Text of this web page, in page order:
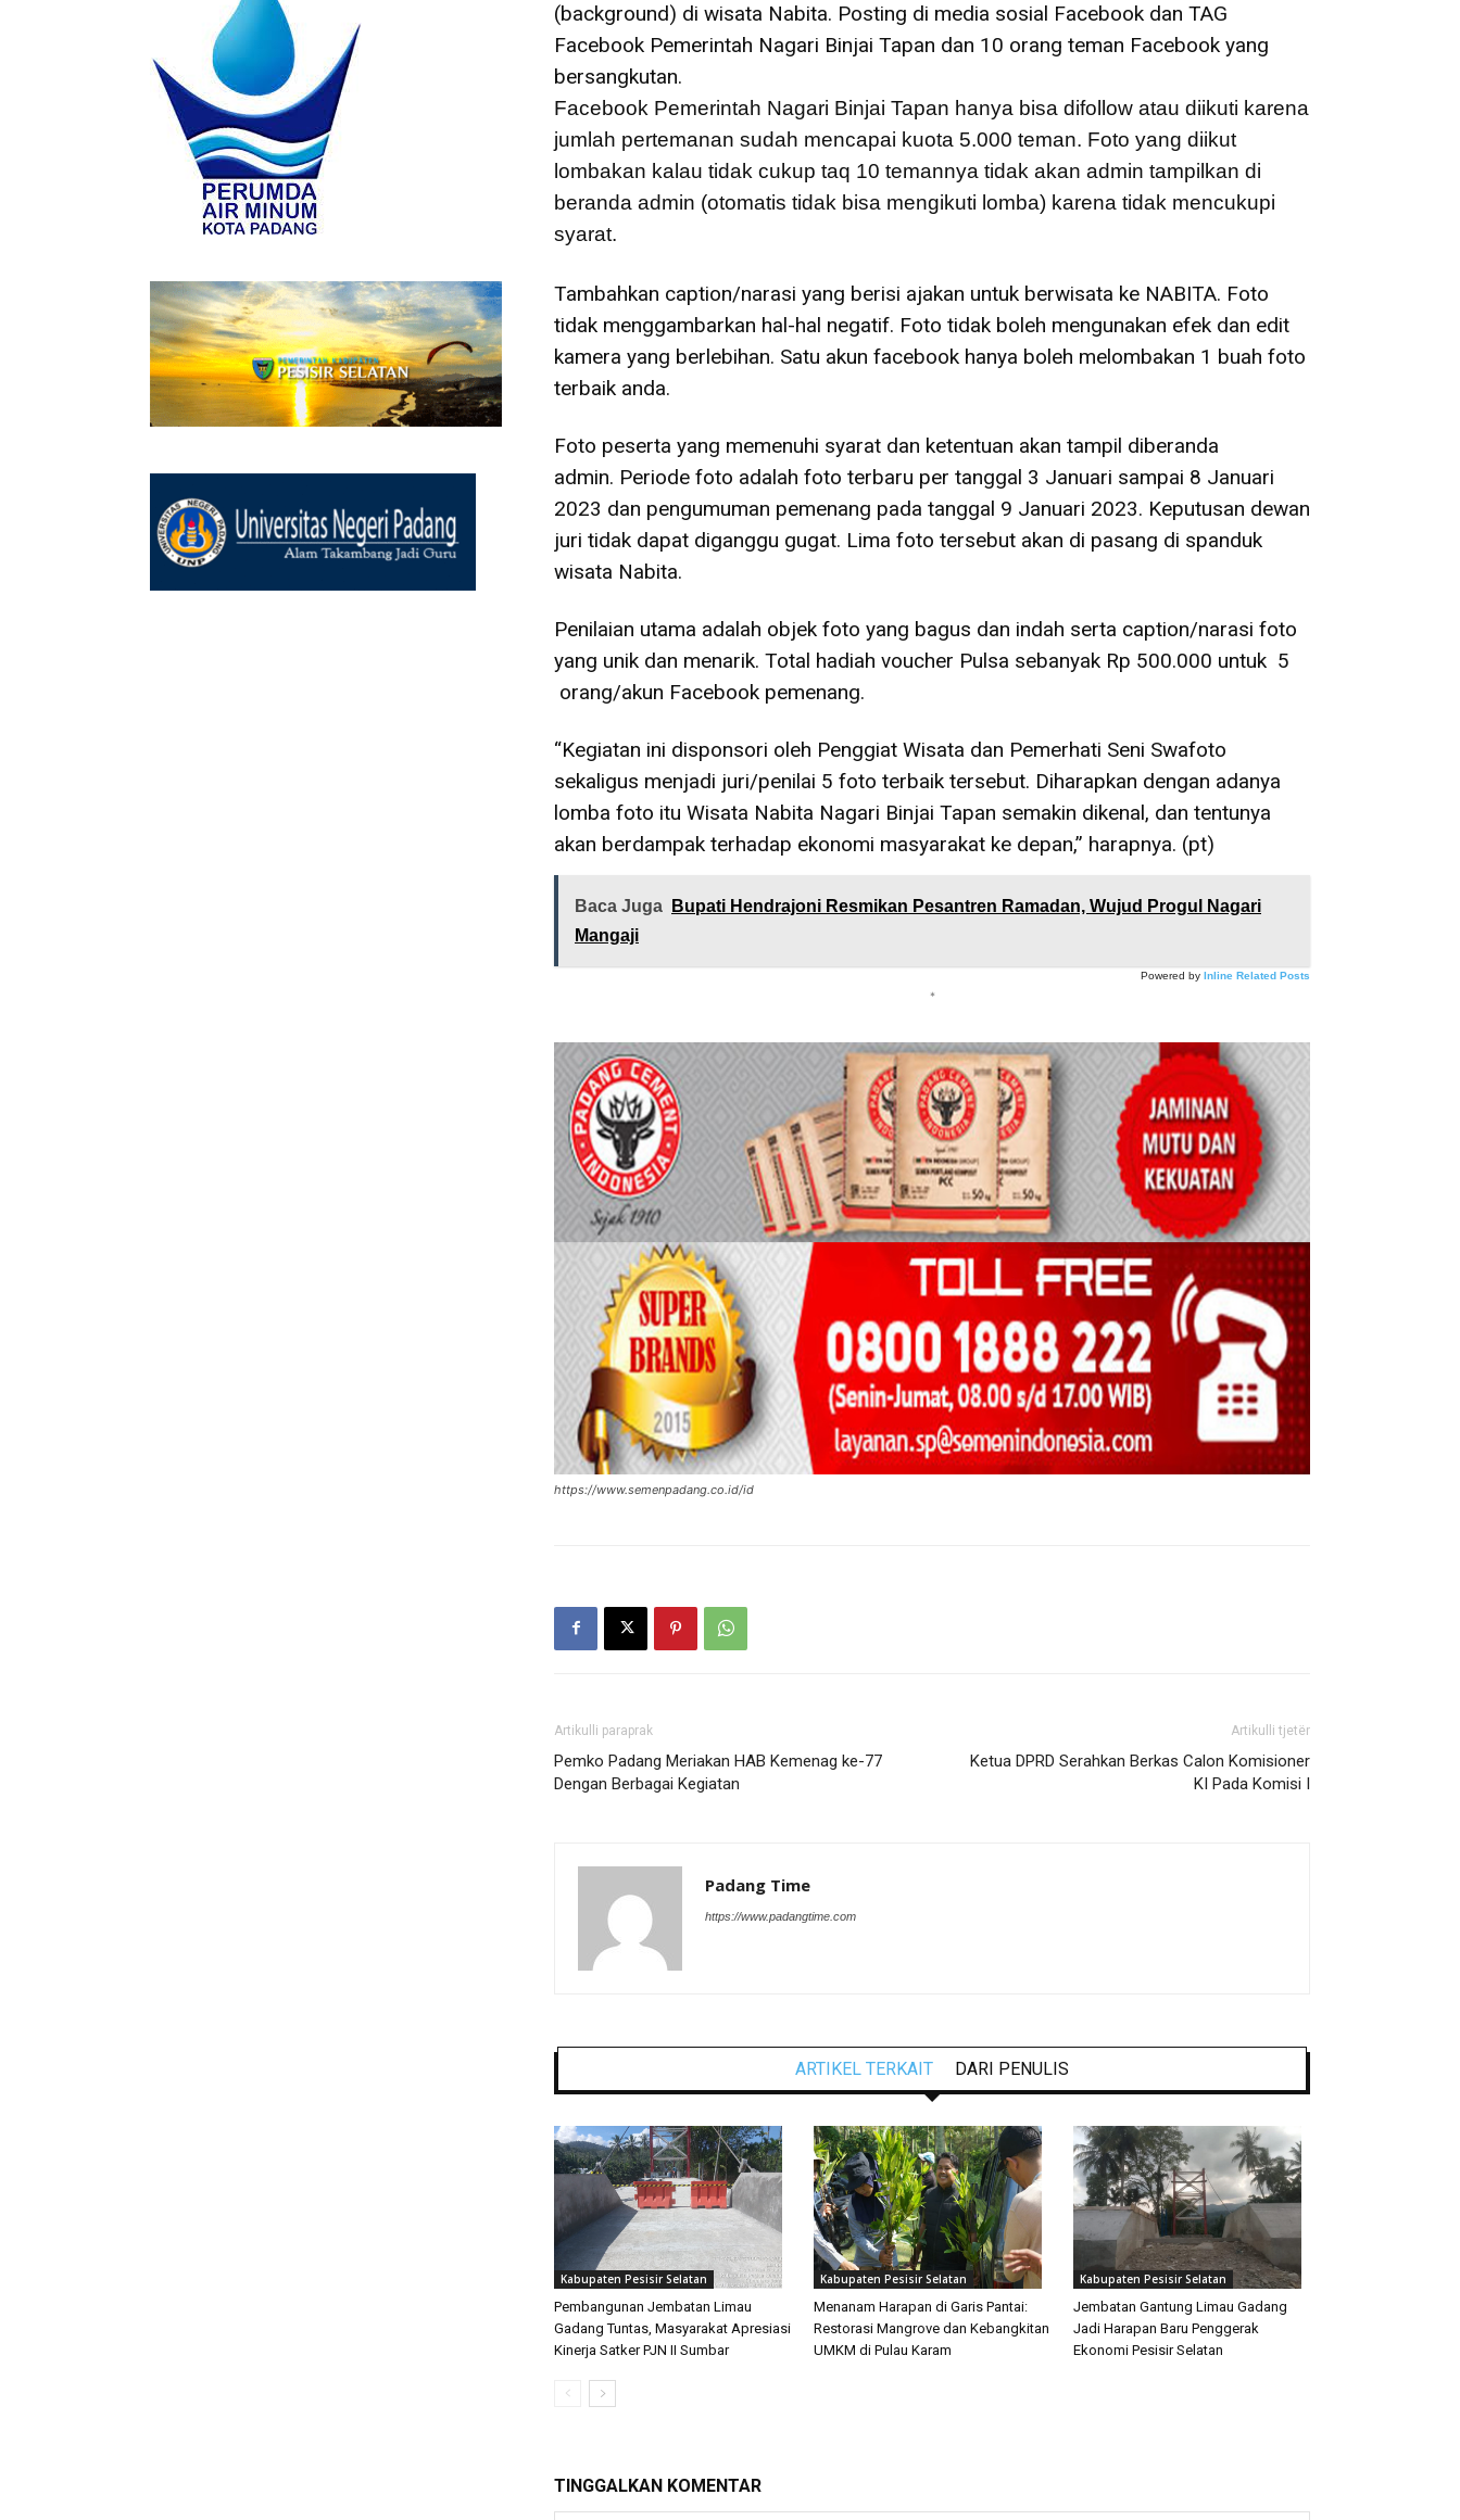
(background) di wisata Nabita. Posting di media sosial Facebook dan TAG
Facebook Pemerintah Nagari Binjai Tapan dan 10 orang teman Facebook yang
bersangkutan.
Facebook Pemerintah Nagari Binjai Tapan hanya bisa difollow atau diikuti karena
jumlah pertemanan sudah mencapai kuota 5.000 teman. Foto yang diikut
lombakan kalau tidak cukup taq 10 temannya tidak akan admin tampilkan di
beranda admin (otomatis tidak bisa mengikuti lomba) karena tidak mencukupi
syarat.
Tambahkan caption/narasi yang berisi ajakan untuk berwisata ke NABITA. Foto
tidak menggambarkan hal-hal negatif. Foto tidak boleh mengunakan efek dan edit
kamera yang berlebihan. Satu akun facebook hanya boleh melombakan 1 buah foto
terbaik anda.
Foto peserta yang memenuhi syarat dan ketentuan akan tampil diberanda
admin. Periode foto adalah foto terbaru per tanggal 3 Januari sampai 8 Januari
2023 dan pengumuman pemenang pada tanggal 9 Januari 2023. Keputusan dewan
juri tidak dapat diganggu gugat. Lima foto tersebut akan di pasang di spanduk
wisata Nabita.
Penilaian utama adalah objek foto yang bagus dan indah serta caption/narasi foto
yang unik dan menarik. Total hadiah voucher Pulsa sebanyak Rp 500.000 untuk 5
orang/akun Facebook pemenang.
“Kegiatan ini disponsori oleh Penggiat Wisata dan Pemerhati Seni Swafoto
sekaligus menjadi juri/penilai 5 foto terbaik tersebut. Diharapkan dengan adanya
lomba foto itu Wisata Nabita Nagari Binjai Tapan semakin dikenal, dan tentunya
akan berdampak terhadap ekonomi masyarakat ke depan,” harapnya. (pt)
Baca Juga
Bupati Hendrajoni Resmikan Pesantren Ramadan, Wujud Progul Nagari
Mangaji
Powered by Inline Related Posts
*
https://www.semenpadang.co.id/id
Artikulli paraprak
Pemko Padang Meriakan HAB Kemenag ke-77
Dengan Berbagai Kegiatan
Artikulli tjetër
Ketua DPRD Serahkan Berkas Calon Komisioner
KI Pada Komisi I
Padang Time
https://www.padangtime.com
ARTIKEL TERKAIT DARI PENULIS
Kabupaten Pesisir Selatan
Pembangunan Jembatan Limau
Gadang Tuntas, Masyarakat Apresiasi
Kinerja Satker PJN II Sumbar
Kabupaten Pesisir Selatan
Menanam Harapan di Garis Pantai:
Restorasi Mangrove dan Kebangkitan
UMKM di Pulau Karam
Kabupaten Pesisir Selatan
Jembatan Gantung Limau Gadang
Jadi Harapan Baru Penggerak
Ekonomi Pesisir Selatan
TINGGALKAN KOMENTAR